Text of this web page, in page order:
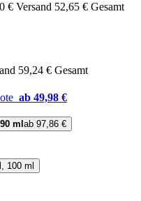
€ Versand 52,65 € Gesamt
59,24 € Gesamt
ab 49,98 €
90 ml ab 97,86 €
100 ml